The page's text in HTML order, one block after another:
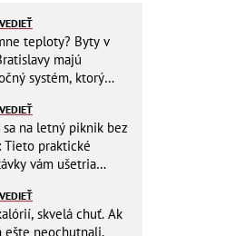
teploty? Byty v
majú
systém, ktorý
na letný piknik bez
Tieto praktické
vám ušetria
skvelá chuť. Ak
ešte neochutnali,